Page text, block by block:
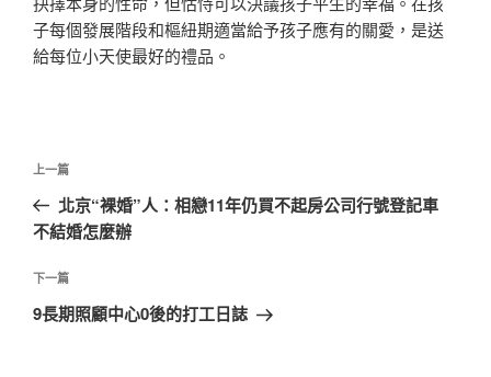
子每個發展階段和樞紐期適當給予孩子應有的關愛，是送
給每位小天使最好的禮品。
文
導
覽
上
一
篇
章
上一篇
北京“裸婚”人：相戀11年仍買不起房公司行號登記車
不結婚怎麼辦
下
一
下一篇
9長期照顧中心0後的打工日誌